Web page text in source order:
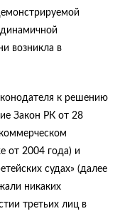
возникла в
к решению
Закон РК от 28
от 2004 года) и
судах» (далее
никаких
третьих лиц в